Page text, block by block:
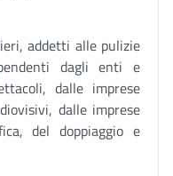
addetti alle pulizie
dagli enti e
dalle imprese
dalle imprese
del doppiaggio e